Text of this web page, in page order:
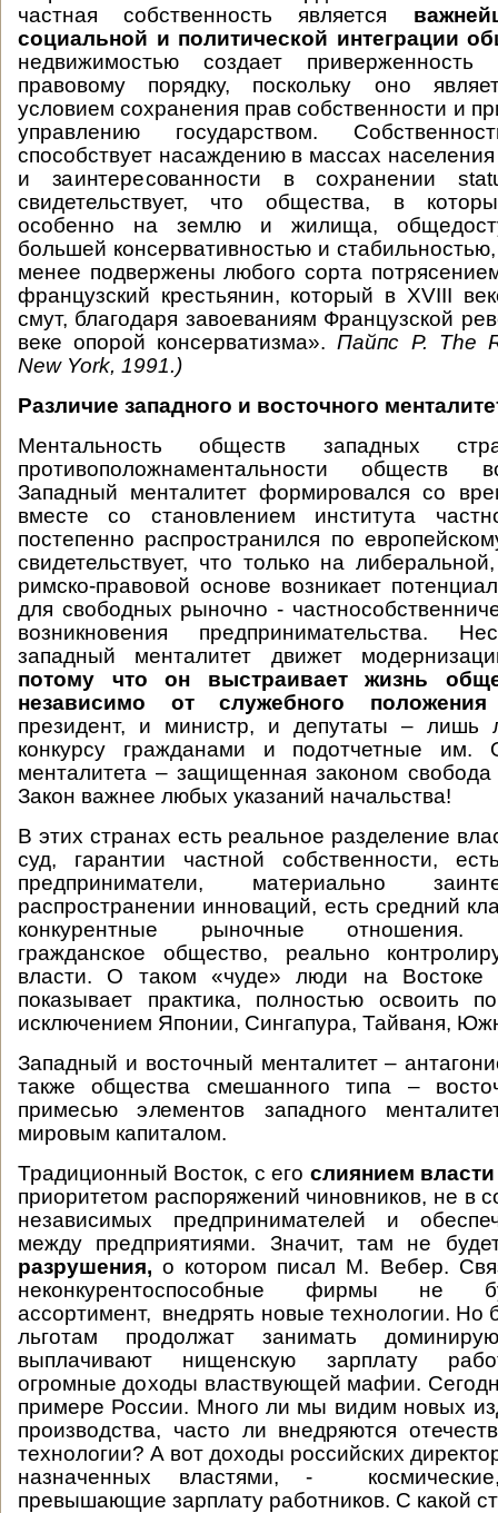
частная собственность является
социальной и политической интеграции
недвижимостью создает приверженность
правовому порядку, поскольку оно
условием сохранения прав собственности и
управлению государством.
способствует насаждению в массах
и заинтересованности в сохранении
свидетельствует, что общества, в
особенно на землю и жилища,
большей консервативностью и
менее подвержены любого сорта
французский крестьянин, который в XVIII
смут, благодаря завоеваниям Французской
веке опорой консерватизма». Пайпс Р. The
New York, 1991.)
Различие западного и восточного
Ментальность обществ западных
противоположнаментальности обществ
Западный менталитет формировался со
вместе со становлением института
постепенно распространился по
свидетельствует, что только на
римско-правовой основе возникает
для свободных рыночно -
возникновения предпринимательства.
западный менталитет движет
потому что он выстраивает жизнь
независимо от служебного положения
президент, и министр, и депутаты – лишь
конкурсу гражданами и подотчетные им.
менталитета – защищенная законом свобода
Закон важнее любых указаний начальства!
В этих странах есть реальное разделение
суд, гарантии частной собственности,
предприниматели, материально
распространении инноваций, есть средний
конкурентные рыночные отношения.
гражданское общество, реально
власти. О таком «чуде» люди на Востоке
показывает практика, полностью освоить
исключением Японии, Сингапура, Тайваня,
Западный и восточный менталитет –
также общества смешанного типа –
примесью элементов западного
мировым капиталом.
Традиционный Восток, с его слиянием
приоритетом распоряжений чиновников, не в
независимых предпринимателей и
между предприятиями. Значит, там не
разрушения,о котором писал М. Вебер.
неконкурентоспособные фирмы не
ассортимент, внедрять новые технологии. Но
льготам продолжат занимать
выплачивают нищенскую зарплату
огромные доходы властвующей мафии.
примере России. Много ли мы видим новых
производства, часто ли внедряются
технологии? А вот доходы российских
назначенных властями, -
превышающие зарплату работников. С какой